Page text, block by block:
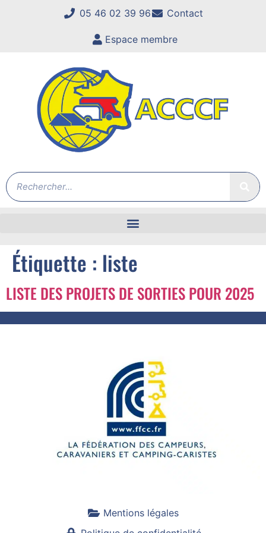
05 46 02 39 96 Contact
Espace membre
Étiquette : liste
LISTE DES PROJETS DE SORTIES POUR 2025
Mentions légales